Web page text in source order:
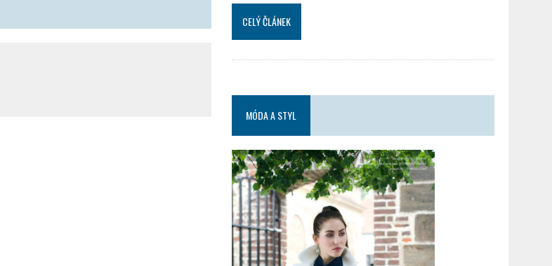
CELÝ ČLÁNEK
MÓDA A STYL